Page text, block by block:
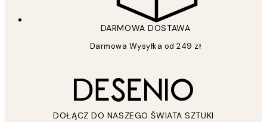
DARMOWA DOSTAWA
Darmowa Wysyłka od 249 zł
DOŁĄCZ DO NASZEGO ŚWIATA SZTUKI